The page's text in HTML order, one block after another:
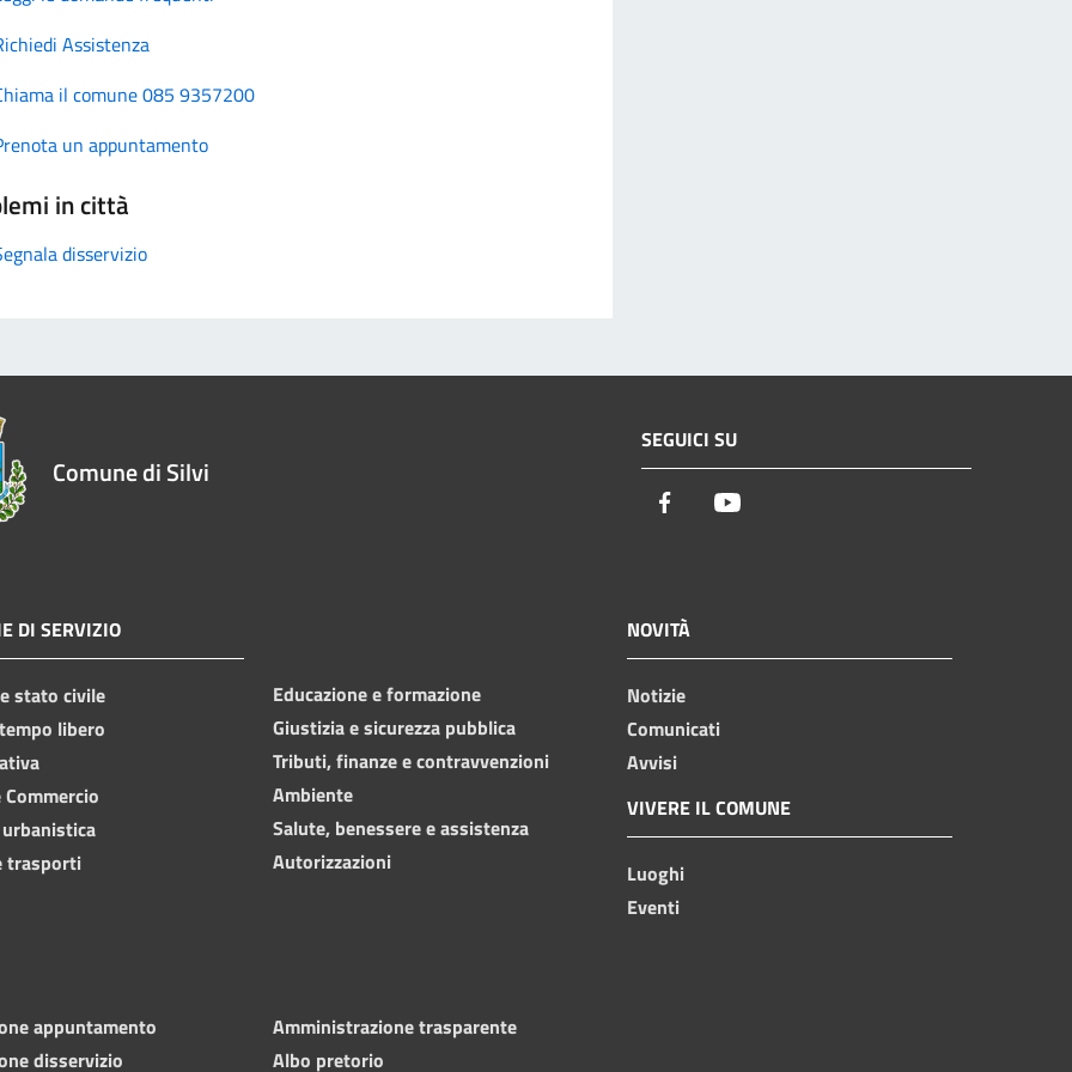
Assistenza
il comune 085 9357200
un appuntamento
in città
disservizio
Comune di Silvi
SEGUICI SU
Facebook
DI SERVIZIO
stato civile
libero
trasporti
Educazione e formazione
Giustizia e sicurezza pubblica
Tributi, finanze e contravvenzioni
Ambiente
Salute, benessere e assistenza
Autorizzazioni
NOVITÀ
Notizie
Comunicati
Avvisi
VIVERE IL COMUNE
Luoghi
Eventi
appuntamento
disservizio
Amministrazione trasparente
Albo pretorio